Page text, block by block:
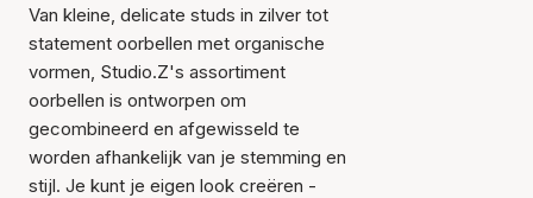
Van kleine, delicate studs in zilver tot
statement oorbellen met organische
vormen, Studio.Z's assortiment
oorbellen is ontworpen om
gecombineerd en afgewisseld te
worden afhankelijk van je stemming en
stijl. Je kunt je eigen look creëren -